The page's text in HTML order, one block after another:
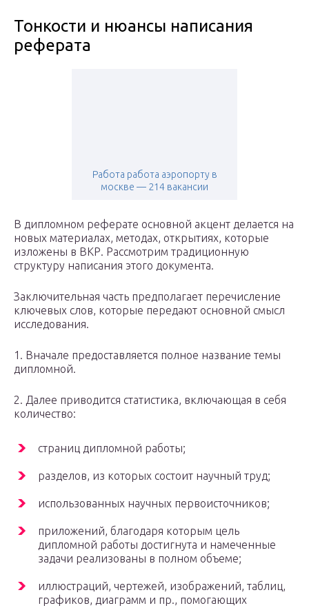
Тонкости и нюансы написания
реферата
Работа работа аэропорту в
москве — 214 вакансии
В дипломном реферате основной акцент делается на
новых материалах, методах, открытиях, которые
изложены в ВКР. Рассмотрим традиционную
структуру написания этого документа.
Заключительная часть предполагает перечисление
ключевых слов, которые передают основной смысл
исследования.
1. Вначале предоставляется полное название темы
дипломной.
2. Далее приводится статистика, включающая в себя
количество:
страниц дипломной работы;
разделов, из которых состоит научный труд;
использованных научных первоисточников;
приложений, благодаря которым цель
дипломной работы достигнута и намеченные
задачи реализованы в полном объеме;
иллюстраций, чертежей, изображений, таблиц,
графиков, диаграмм и пр., помогающих